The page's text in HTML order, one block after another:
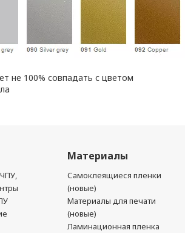
не 100% совпадать с цветом
Материалы
Самоклеящиеся пленки
(новые)
Материалы для печати
(новые)
Ламинационная пленка